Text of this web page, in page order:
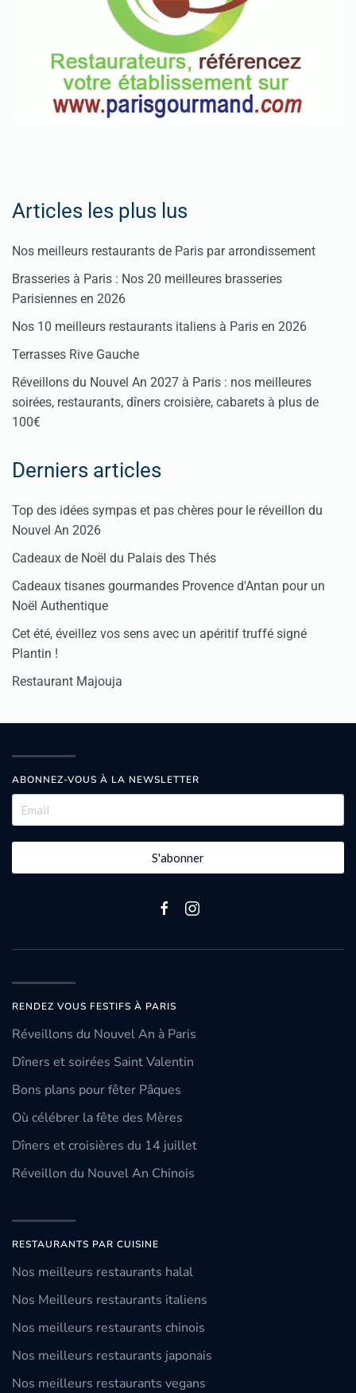
Articles les plus lus
Nos meilleurs restaurants de Paris par arrondissement
Brasseries à Paris : Nos 20 meilleures brasseries
Parisiennes en 2026
Nos 10 meilleurs restaurants italiens à Paris en 2026
Terrasses Rive Gauche
Réveillons du Nouvel An 2027 à Paris : nos meilleures
soirées, restaurants, dîners croisière, cabarets à plus de
100€
Derniers articles
Top des idées sympas et pas chères pour le réveillon du
Nouvel An 2026
Cadeaux de Noël du Palais des Thés
Cadeaux tisanes gourmandes Provence d'Antan pour un
Noël Authentique
Cet été, éveillez vos sens avec un apéritif truffé signé
Plantin !
Restaurant Majouja
ABONNEZ-VOUS À LA NEWSLETTER
S'abonner
RENDEZ VOUS FESTIFS À PARIS
Réveillons du Nouvel An à Paris
Dîners et soirées Saint Valentin
Bons plans pour fêter Pâques
Où célébrer la fête des Mères
Dîners et croisières du 14 juillet
Réveillon du Nouvel An Chinois
RESTAURANTS PAR CUISINE
Nos meilleurs restaurants halal
Nos Meilleurs restaurants italiens
Nos meilleurs restaurants chinois
Nos meilleurs restaurants japonais
Nos meilleurs restaurants vegans